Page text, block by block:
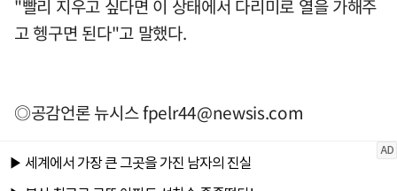
"빨리 지우고 싶다면 이 상태에서 다리미로 열을 가해주
고 헹구면 된다"고 말했다.
◎공감언론 뉴시스fpelr44@newsis.com